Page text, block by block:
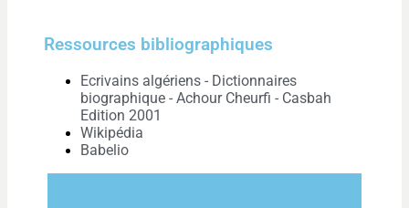
Ressources bibliographiques
Ecrivains algériens - Dictionnaires
biographique - Achour Cheurfi - Casbah
Edition 2001
Wikipédia
Babelio